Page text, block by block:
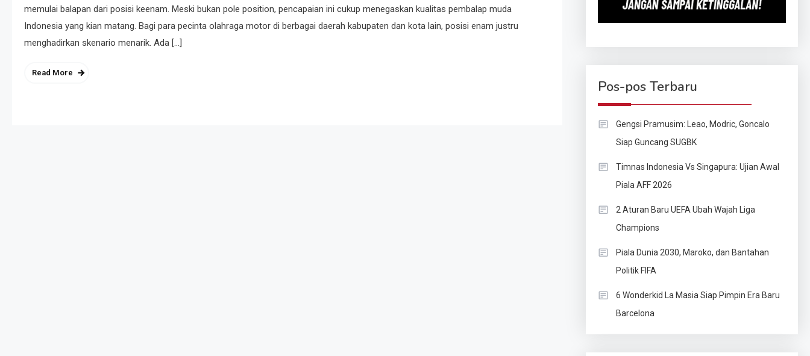
memulai balapan dari posisi keenam. Meski bukan pole position, pencapaian ini cukup menegaskan kualitas pembalap muda
Indonesia yang kian matang. Bagi para pecinta olahraga motor di berbagai daerah kabupaten dan kota lain, posisi enam justru
menghadirkan skenario menarik. Ada […]
Read More
Pos-pos Terbaru
Gengsi Pramusim: Leao, Modric, Goncalo
Siap Guncang SUGBK
Timnas Indonesia Vs Singapura: Ujian Awal
Piala AFF 2026
2 Aturan Baru UEFA Ubah Wajah Liga
Champions
Piala Dunia 2030, Maroko, dan Bantahan
Politik FIFA
6 Wonderkid La Masia Siap Pimpin Era Baru
Barcelona